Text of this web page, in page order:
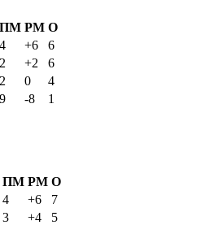
ПМ РМ О
4 +6
6
2 +2
6
2 0
4
9 -8
1
ПМ РМ О
4 +6
7
3 +4
5